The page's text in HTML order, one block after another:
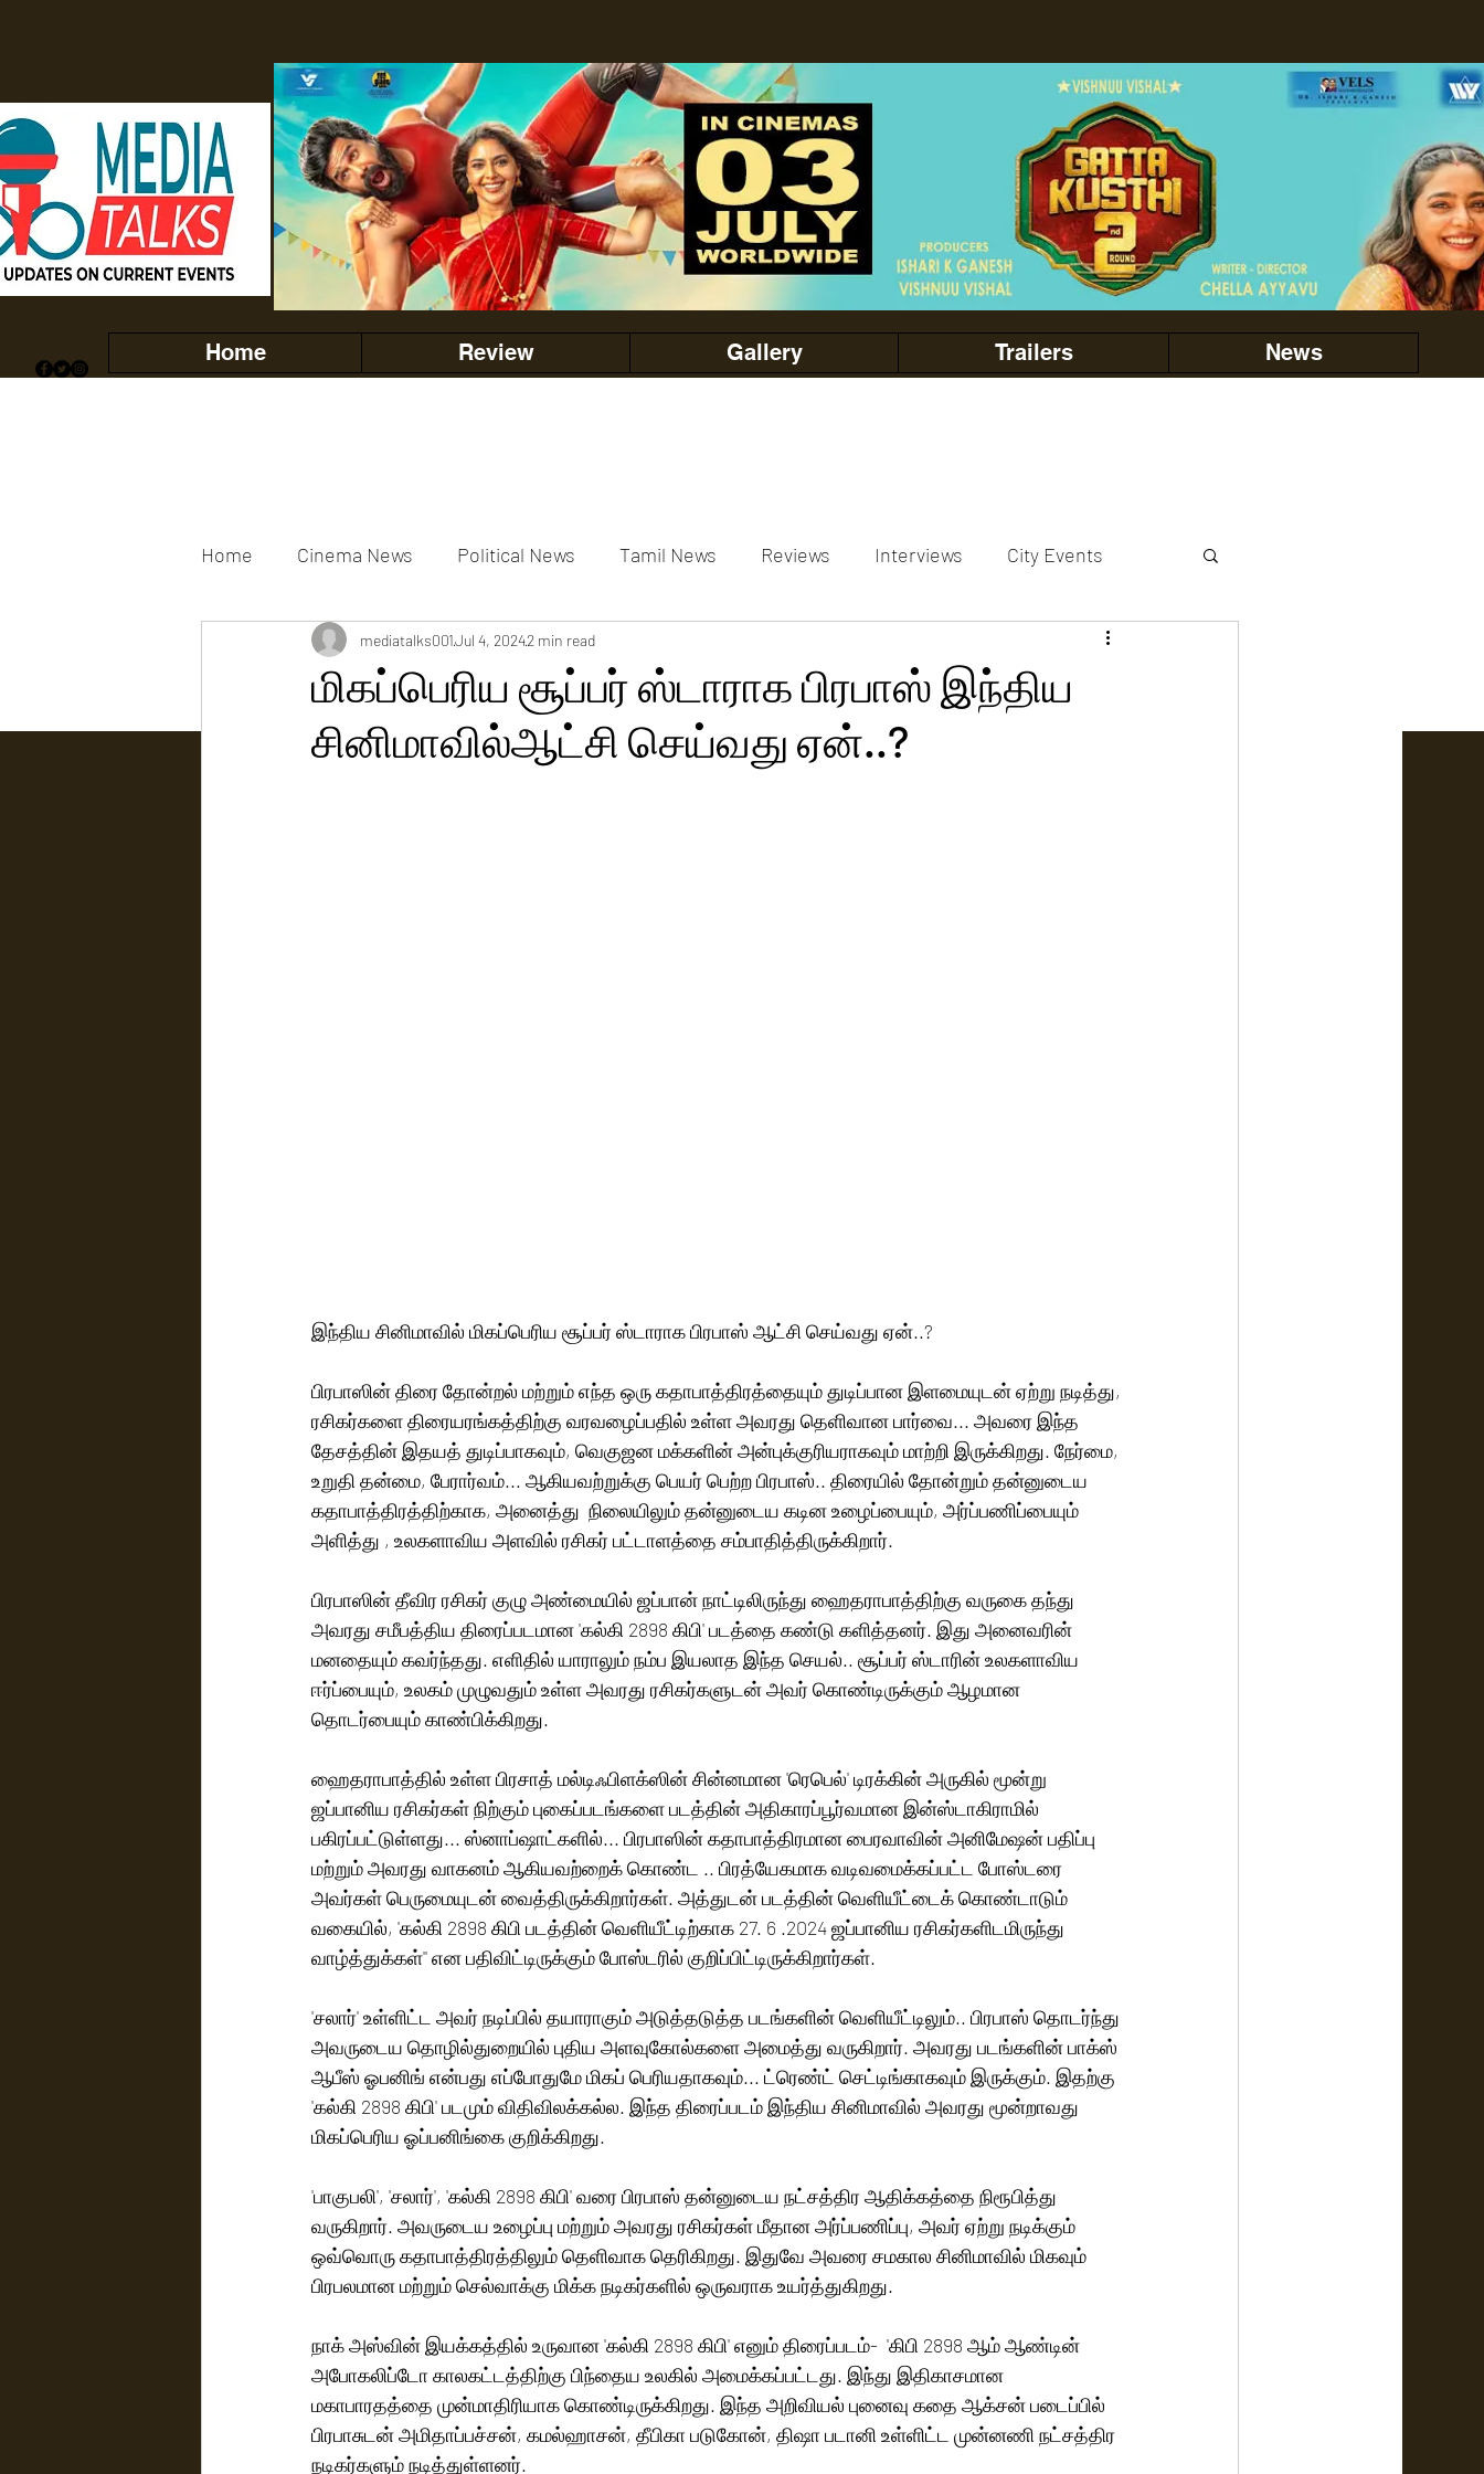
Home Review Gallery Trailers News
Home Cinema News Political News Tamil News Reviews Interviews City Events
Movies Gallery Actress Gallery Events Gallery actors gallery
மிகப்பெரிய சூப்பர் ஸ்டாராக பிரபாஸ் இந்திய
சினிமாவில்ஆட்சி செய்வது ஏன்..?
mediatalks001Jul 4, 20242 min read
இந்திய சினிமாவில் மிகப்பெரிய சூப்பர் ஸ்டாராக பிரபாஸ் ஆட்சி செய்வது ஏன்..?
பிரபாஸின் திரை தோன்றல் மற்றும் எந்த ஒரு கதாபாத்திரத்தையும் துடிப்பான இளமையுடன் ஏற்று நடித்து,
ரசிகர்களை திரையரங்கத்திற்கு வரவழைப்பதில் உள்ள அவரது தெளிவான பார்வை... அவரை இந்த
தேசத்தின் இதயத் துடிப்பாகவும், வெகுஜன மக்களின் அன்புக்குரியராகவும் மாற்றி இருக்கிறது. நேர்மை,
உறுதி தன்மை, பேரார்வம்... ஆகியவற்றுக்கு பெயர் பெற்ற பிரபாஸ்.. திரையில் தோன்றும் தன்னுடைய
கதாபாத்திரத்திற்காக, அனைத்து  நிலையிலும் தன்னுடைய கடின உழைப்பையும், அர்ப்பணிப்பையும்
அளித்து , உலகளாவிய அளவில் ரசிகர் பட்டாளத்தை சம்பாதித்திருக்கிறார்.
பிரபாஸின் தீவிர ரசிகர் குழு அண்மையில் ஜப்பான் நாட்டிலிருந்து ஹைதராபாத்திற்கு வருகை தந்து
அவரது சமீபத்திய திரைப்படமான 'கல்கி 2898 கிபி' படத்தை கண்டு களித்தனர். இது அனைவரின்
மனதையும் கவர்ந்தது. எளிதில் யாராலும் நம்ப இயலாத இந்த செயல்.. சூப்பர் ஸ்டாரின் உலகளாவிய
ஈர்ப்பையும், உலகம் முழுவதும் உள்ள அவரது ரசிகர்களுடன் அவர் கொண்டிருக்கும் ஆழமான
தொடர்பையும் காண்பிக்கிறது.
ஹைதராபாத்தில் உள்ள பிரசாத் மல்டிஃபிளக்ஸின் சின்னமான 'ரெபெல்' டிரக்கின் அருகில் மூன்று
ஜப்பானிய ரசிகர்கள் நிற்கும் புகைப்படங்களை படத்தின் அதிகாரப்பூர்வமான இன்ஸ்டாகிராமில்
பகிரப்பட்டுள்ளது... ஸ்னாப்ஷாட்களில்... பிரபாஸின் கதாபாத்திரமான பைரவாவின் அனிமேஷன் பதிப்பு
மற்றும் அவரது வாகனம் ஆகியவற்றைக் கொண்ட .. பிரத்யேகமாக வடிவமைக்கப்பட்ட போஸ்டரை
அவர்கள் பெருமையுடன் வைத்திருக்கிறார்கள். அத்துடன் படத்தின் வெளியீட்டைக் கொண்டாடும்
வகையில், 'கல்கி 2898 கிபி படத்தின் வெளியீட்டிற்காக 27. 6 .2024 ஜப்பானிய ரசிகர்களிடமிருந்து
வாழ்த்துக்கள்'' என பதிவிட்டிருக்கும் போஸ்டரில் குறிப்பிட்டிருக்கிறார்கள்.
'சலார்' உள்ளிட்ட அவர் நடிப்பில் தயாராகும் அடுத்தடுத்த படங்களின் வெளியீட்டிலும்.. பிரபாஸ் தொடர்ந்து
அவருடைய தொழில்துறையில் புதிய அளவுகோல்களை அமைத்து வருகிறார். அவரது படங்களின் பாக்ஸ்
ஆபீஸ் ஓபனிங் என்பது எப்போதுமே மிகப் பெரியதாகவும்... ட்ரெண்ட் செட்டிங்காகவும் இருக்கும். இதற்கு
'கல்கி 2898 கிபி' படமும் விதிவிலக்கல்ல. இந்த திரைப்படம் இந்திய சினிமாவில் அவரது மூன்றாவது
மிகப்பெரிய ஓப்பனிங்கை குறிக்கிறது.
'பாகுபலி', 'சலார்', 'கல்கி 2898 கிபி' வரை பிரபாஸ் தன்னுடைய நட்சத்திர ஆதிக்கத்தை நிரூபித்து
வருகிறார். அவருடைய உழைப்பு மற்றும் அவரது ரசிகர்கள் மீதான அர்ப்பணிப்பு, அவர் ஏற்று நடிக்கும்
ஒவ்வொரு கதாபாத்திரத்திலும் தெளிவாக தெரிகிறது. இதுவே அவரை சமகால சினிமாவில் மிகவும்
பிரபலமான மற்றும் செல்வாக்கு மிக்க நடிகர்களில் ஒருவராக உயர்த்துகிறது.
நாக் அஸ்வின் இயக்கத்தில் உருவான 'கல்கி 2898 கிபி' எனும் திரைப்படம்-  'கிபி 2898 ஆம் ஆண்டின்
அபோகலிப்டோ காலகட்டத்திற்கு பிந்தைய உலகில் அமைக்கப்பட்டது. இந்து இதிகாசமான
மகாபாரதத்தை முன்மாதிரியாக கொண்டிருக்கிறது. இந்த அறிவியல் புனைவு கதை ஆக்சன் படைப்பில்
பிரபாசுடன் அமிதாப்பச்சன், கமல்ஹாசன், தீபிகா படுகோன், திஷா படானி உள்ளிட்ட முன்னணி நட்சத்திர
நடிகர்களும் நடித்துள்ளனர்.